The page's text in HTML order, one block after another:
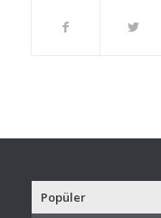
Popüler